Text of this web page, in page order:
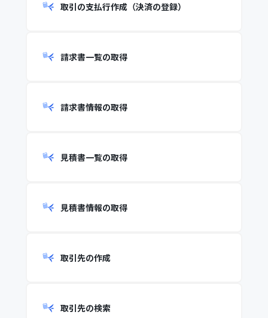
取引の支払行作成（決済の登録）
請求書一覧の取得
請求書情報の取得
見積書一覧の取得
見積書情報の取得
取引先の作成
取引先の検索